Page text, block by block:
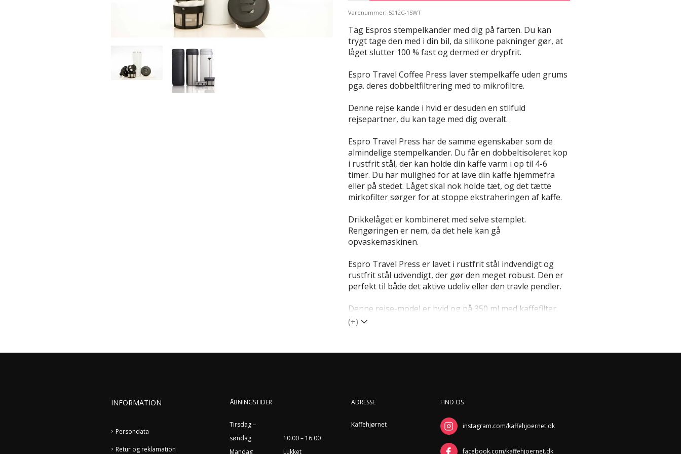
Varenummer: 5012C-15WT
Tag Espros stempelkander med dig på farten. Du kan
trygt tage den med i din bil, da silikone pakninger gør, at
låget slutter 100 % fast og dermed er drypfrit.
Espro Travel Coffee Press laver stempelkaffe uden grums
pga. deres dobbeltfiltrering med to mikrofiltre.
Denne rejse kande i hvid er desuden en stilfuld
rejsepartner, du kan tage med dig overalt.
Espro Travel Press har de samme egenskaber som de
almindelige stempelkander. Du får en dobbeltisoleret kop
i rustfrit stål, der kan holde din kaffe varm i op til 4-6
timer. Du har mulighed for at lave din kaffe hjemmefra
eller på stedet. Låget skal nok holde tæt, og det tætte
mirkofilter sørger for at stoppe ekstraheringen af kaffe.
Drikkelåget er kombineret med selve stemplet.
Rengøringen er nem, da det hele kan gå
opvaskemaskinen.
Espro Travel Press er lavet i rustfrit stål indvendigt og
rustfrit stål udvendigt, der gør den meget robust. Den er
perfekt til både det aktive udeliv eller den travle pendler.
Denne rejse-model er hvid og på 350 ml med kaffefilter.
(+)
INFORMATION
Persondata
Retur og reklamation
ÅBNINGSTIDER
Tirsdag –
søndag
10.00 – 16.00
Mandag
Lukket
ADRESSE
Kaffehjørnet
FIND OS
instagram.com/kaffehjoernet.dk
facebook.com/kaffehjoernet.dk